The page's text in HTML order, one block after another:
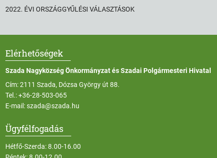
2022. ÉVI ORSZÁGGYŰLÉSI VÁLASZTÁSOK
Elérhetőségek
Szada Nagyközség Önkormányzat és Szadai Polgármesteri Hivatal
Cím: 2111 Szada, Dózsa György út 88.
Tel.:+36-28-503-065
E-mail:szada@szada.hu
Ügyfélfogadás
Hétfő-Szerda: 8.00-16.00